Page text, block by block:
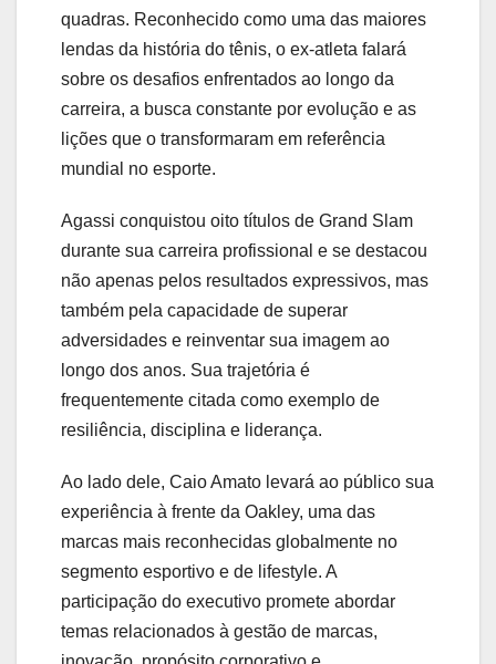
quadras. Reconhecido como uma das maiores
lendas da história do tênis, o ex-atleta falará
sobre os desafios enfrentados ao longo da
carreira, a busca constante por evolução e as
lições que o transformaram em referência
mundial no esporte.
Agassi conquistou oito títulos de Grand Slam
durante sua carreira profissional e se destacou
não apenas pelos resultados expressivos, mas
também pela capacidade de superar
adversidades e reinventar sua imagem ao
longo dos anos. Sua trajetória é
frequentemente citada como exemplo de
resiliência, disciplina e liderança.
Ao lado dele, Caio Amato levará ao público sua
experiência à frente da Oakley, uma das
marcas mais reconhecidas globalmente no
segmento esportivo e de lifestyle. A
participação do executivo promete abordar
temas relacionados à gestão de marcas,